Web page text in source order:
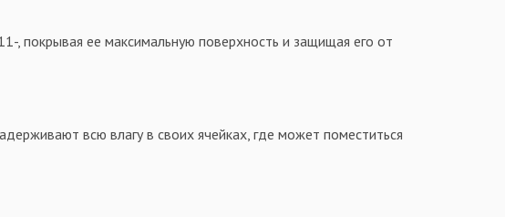
покрывая ее максимальную поверхность и защищая его от
всю влагу в своих ячейках, где может поместиться